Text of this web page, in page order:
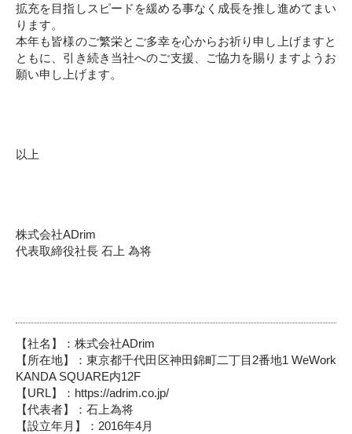
拡充を目指しスピードを緩める事なく成長を推し進めてまい
ります。
本年も皆様のご繁栄とご多幸を心からお祈り申し上げますと
ともに、引き続き当社へのご支援、ご協力を賜りますようお
願い申し上げます。
以上
株式会社ADrim
代表取締役社長 石上 為将
【社名】：株式会社ADrim
【所在地】：東京都千代田区神田錦町二丁目2番地1 WeWork
KANDA SQUARE内12F
【URL】：https://adrim.co.jp/
【代表者】：石上為将
【設立年月】：2016年4月